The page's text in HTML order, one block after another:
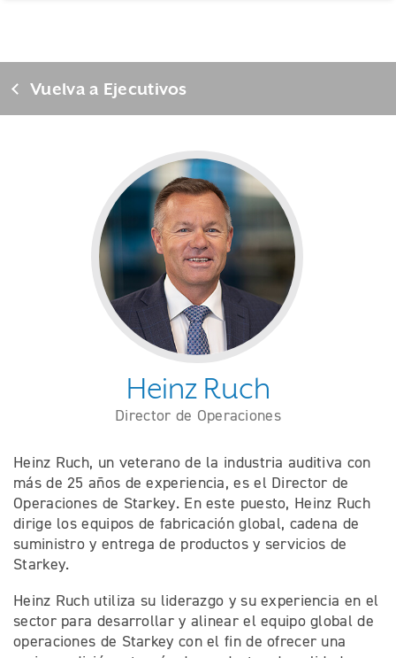
Vuelva a Ejecutivos
Heinz Ruch
Director de Operaciones
Heinz Ruch, un veterano de la industria auditiva con
más de 25 años de experiencia, es el Director de
Operaciones de Starkey. En este puesto, Heinz Ruch
dirige los equipos de fabricación global, cadena de
suministro y entrega de productos y servicios de
Starkey.
Heinz Ruch utiliza su liderazgo y su experiencia en el
sector para desarrollar y alinear el equipo global de
operaciones de Starkey con el fin de ofrecer una